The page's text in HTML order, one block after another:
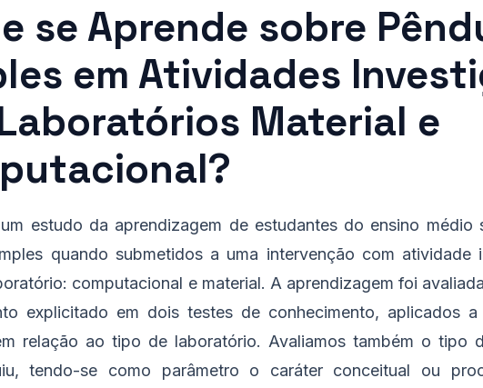
se Aprende sobre
em Atividades
Material e
um estudo da aprendizagem de estudantes do ensino
quando submetidos a uma intervenção com atividade
computacional e material. A aprendizagem foi
explicitado em dois testes de conhecimento, aplicados
relação ao tipo de laboratório. Avaliamos também o tipo
tendo-se como parâmetro o caráter conceitual ou